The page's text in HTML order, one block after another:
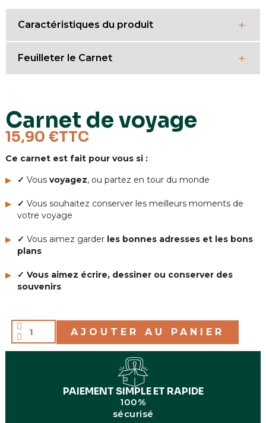
Caractéristiques du produit +
Nombre de pages
Poids 329
Type de reliure
pages blanche)
Feuilleter le Carnet +
Carnet de voyage
15,90 €TTC
Ce carnet est fait pour vous si :
✓ Vous voyagez, ou partez en tour du monde
✓ Vous souhaitez conserver les meilleurs moments de
votre voyage
✓ Vous aimez garder les bonnes adresses et les bons
plans
✓ Vous aimez écrire, dessiner ou conserver des
souvenirs
AJOUTER AU PANIER
PAIEMENT SIMPLE ET RAPIDE
100%
sécurisé